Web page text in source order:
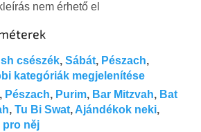
nem érhető el
csészék, Sábát, Pészach,
kategóriák megjelenítése
, Pészach, Purim, Bar Mitzvah, Bat
, Tu Bi Swat, Ajándékok neki,
pro něj